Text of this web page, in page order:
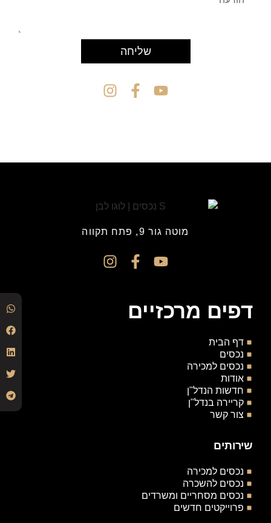
שליחה
מוטה גור 9, פתח תקווה
דפים מרכזיים
דף הבית
נכסים
נכסים למכירה
אודות
חדשות הנדל"ן
קריירה בנדל"ן
צור קשר
שירותים
נכסים למכירה
נכסים להשכרה
נכסים מסחריים ומשרדים
פרוייקטים חדשים